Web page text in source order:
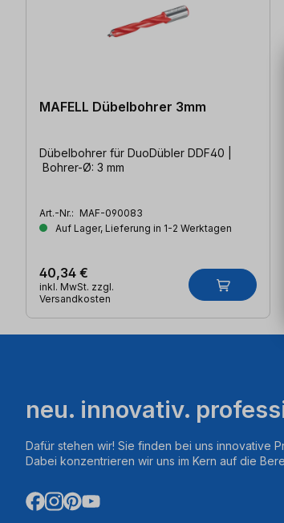
MAFELL Dübelbohrer 3mm
Dübelbohrer für DuoDübler DDF40 |
Bohrer-Ø: 3 mm
Art.-Nr.: MAF-090083
Auf Lager, Lieferung in 1-2 Werktagen
40,34 €
inkl. MwSt. zzgl.
Versandkosten
neu. innovativ.
Dafür stehen wir! Sie finden bei uns innovative
Dabei konzentrieren wir uns im Kern auf die